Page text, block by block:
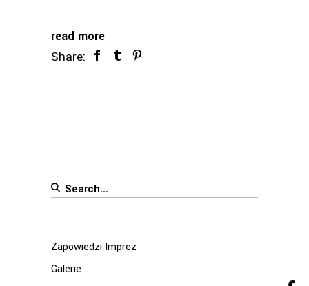
read more
Share:
Search
Zapowiedzi Imprez
Galerie